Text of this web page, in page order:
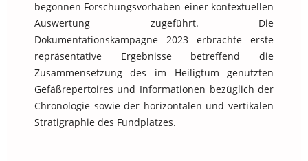
begonnen Forschungsvorhaben einer kontextuellen
Auswertung zugeführt. Die
Dokumentationskampagne 2023 erbrachte erste
repräsentative Ergebnisse betreffend die
Zusammensetzung des im Heiligtum genutzten
Gefäßrepertoires und Informationen bezüglich der
Chronologie sowie der horizontalen und vertikalen
Stratigraphie des Fundplatzes.